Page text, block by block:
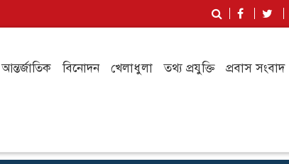
আন্তর্জাতিক বিনোদন খেলাধুলা তথ্য প্রযুক্তি প্রবাস সংবাদ